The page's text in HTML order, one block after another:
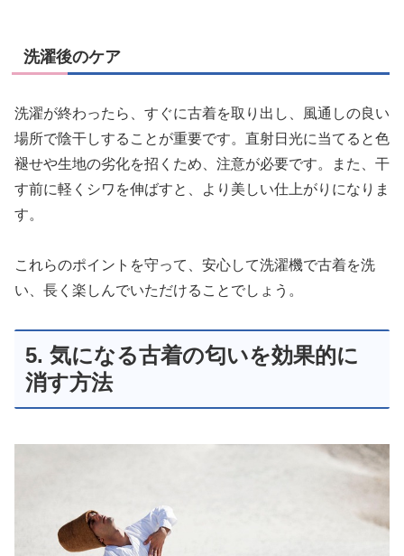
洗濯後のケア
洗濯が終わったら、すぐに古着を取り出し、風通しの良い
場所で陰干しすることが重要です。直射日光に当てると色
褪せや生地の劣化を招くため、注意が必要です。また、干
す前に軽くシワを伸ばすと、より美しい仕上がりになりま
す。
これらのポイントを守って、安心して洗濯機で古着を洗
い、長く楽しんでいただけることでしょう。
5. 気になる古着の匂いを効果的に
消す方法